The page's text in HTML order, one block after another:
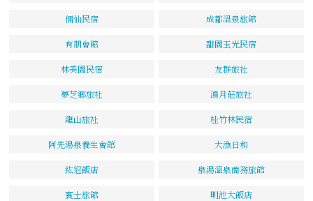
倆仙民宿 成都溫泉旅館
有朋會館 甜園玉光民宿
林美園民宿 友群旅社
夢芝鄉旅社 鴻月莊旅社
龍山旅社 桂竹林民宿
阿先湯泉養生會館 大漁日和
紘冠飯店 泉湯溫泉商務旅館
賓士旅館 明池大飯店